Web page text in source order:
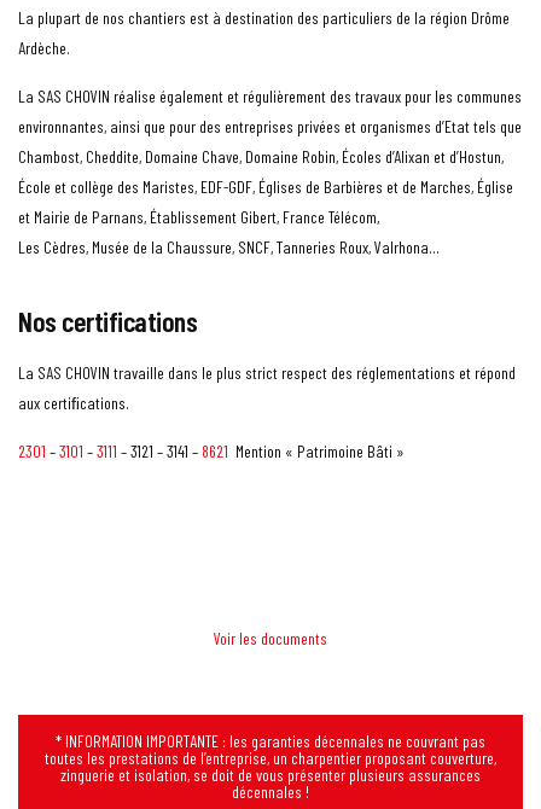
La plupart de nos chantiers est à destination des particuliers de la région Drôme
Ardèche.
La SAS CHOVIN réalise également et régulièrement des travaux pour les communes
environnantes, ainsi que pour des entreprises privées et organismes d’Etat tels que
Chambost, Cheddite, Domaine Chave, Domaine Robin, Écoles d’Alixan et d’Hostun,
École et collège des Maristes, EDF-GDF, Églises de Barbières et de Marches, Église
et Mairie de Parnans, Établissement Gibert, France Télécom,
Les Cèdres, Musée de la Chaussure, SNCF, Tanneries Roux, Valrhona…
Nos certifications
La SAS CHOVIN travaille dans le plus strict respect des réglementations et répond
aux certiﬁcations.
2301 –3101 –3111 – 3121 – 3141 – 8621 Mention « Patrimoine Bâti »
Voir les documents
* INFORMATION IMPORTANTE : les garanties décennales ne couvrant pas
toutes les prestations de l’entreprise, un charpentier proposant couverture,
zinguerie et isolation, se doit de vous présenter plusieurs assurances
décennales !